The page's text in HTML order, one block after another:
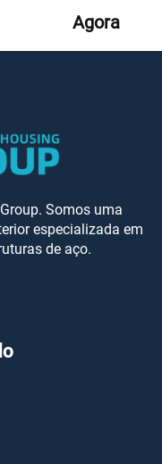
Agora
Somos uma
especializada em
de aço.